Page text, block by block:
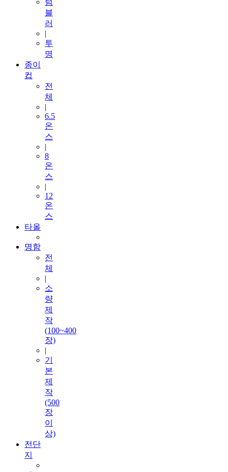
텀
블
러
|
투
명
종이
컵
전
체
|
6.5
온
스
|
8
온
스
|
12
온
스
타올
명함
전
체
|
소
량
제
작
(100~400
장)
|
기
본
제
작
(500
장
이
상)
전단
지